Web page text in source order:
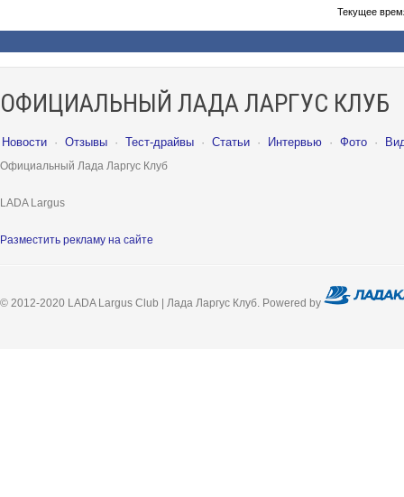
Текущее
ОФИЦИАЛЬНЫЙ ЛАДА ЛАРГУС КЛУБ
Новости · Отзывы · Тест-драйвы · Статьи · Интервью · Фото ·
Официальный Лада Ларгус Клуб
LADA Largus
Разместить рекламу на сайте
© 2012-2020 LADA Largus Club | Лада Ларгус Клуб. Powered by